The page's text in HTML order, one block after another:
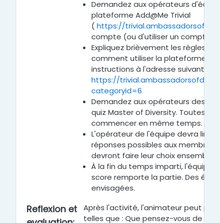
Demandez aux opérateurs
plateforme Add@Me Trivial
(https://
compte (ou d'utiliser un compte
Expliquez brièvement les règles
comment utiliser la plateforme.
instructions à l'adresse suivante :
https://
categoryid=6
Demandez aux opérateurs des
quiz Master of Diversity. Toutes
commencer en même temps.
L'opérateur de l'équipe devra lire
réponses possibles aux membres
devront faire leur choix ensemble.
À la fin du temps imparti, l'équipe
score remporte la partie. Des
envisagées.
Reflexion et
Après l'activité, l'animateur peut
telles que : Que pensez-vous de la